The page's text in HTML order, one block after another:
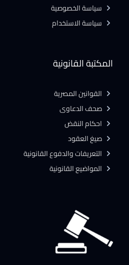
المكتبة القانونية
القوانين المصرية
صحف الدعاوى
احكام النقض
صيغ العقود
التعريفات والدفوع القانونية
المواضيع القانونية
سياسة الخصوصية
سياسة الاستخدام